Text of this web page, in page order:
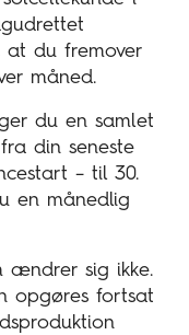
at du fremover
måned.
du en samlet
din seneste
– til 30.
en månedlig
ændrer sig ikke.
opgøres fortsat